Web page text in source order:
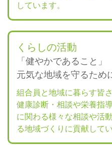
しています。
くらしの活動
「健やかであること」
元気な地域を守るため
組合員と地域に暮らす皆
健康診断・相談や栄養指
に関わる様々な相談や活
る地域づくりに貢献してい